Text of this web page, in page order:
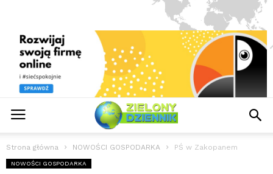
Strona główna NOWOŚCI GOSPODARKA PŚ w Zakopanem
NOWOŚCI GOSPODARKA